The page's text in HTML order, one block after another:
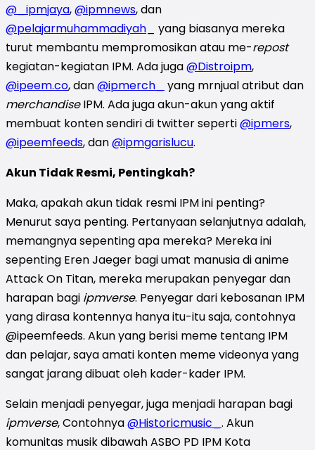
@_ipmjaya,@ipmnews, dan
@pelajarmuhammadiyah _ yang biasanya mereka
turut membantu mempromosikan atau me-repost
kegiatan-kegiatan IPM. Ada juga@Distroipm,
@ipeem.co, dan@ipmerch_
yang mrnjual atribut dan
merchandiseIPM. Ada juga akun-akun yang aktif
membuat konten sendiri di twitter seperti@ipmers,
@ipeemfeeds, dan@ipmgarislucu.
Akun Tidak Resmi, Pentingkah?
Maka, apakah akun tidak resmi IPM ini penting?
Menurut saya penting. Pertanyaan selanjutnya adalah,
memangnya sepenting apa mereka? Mereka ini
sepenting Eren Jaeger bagi umat manusia di anime
Attack On Titan, mereka merupakan penyegar dan
harapan bagi ipmverse. Penyegar dari kebosanan IPM
yang dirasa kontennya hanya itu-itu saja, contohnya
@ipeemfeeds. Akun yang berisi meme tentang IPM
dan pelajar, saya amati konten meme videonya yang
sangat jarang dibuat oleh kader-kader IPM.
Selain menjadi penyegar, juga menjadi harapan bagi
ipmverse, Contohnya@Historicmusic_ . Akun
komunitas musik dibawah ASBO PD IPM Kota